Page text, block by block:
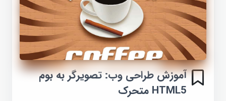
آموزش طراحی وب: تصویرگر به بوم
HTML5 متحرک